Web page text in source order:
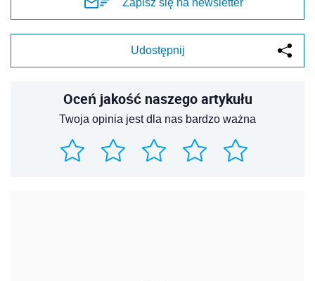
Zapisz się na newsletter
Udostępnij
Oceń jakość naszego artykułu
Twoja opinia jest dla nas bardzo ważna